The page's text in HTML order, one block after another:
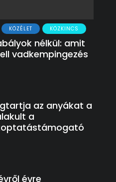
KÖZÉLET KÖZKINCS
nélkül: amit
vadkempingezés
az anyákat a
a
évre